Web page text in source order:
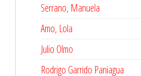
Serrano, Manuela
Amo, Lola
Julio Olmo
Rodrigo Garrido Paniagua